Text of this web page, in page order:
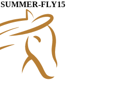
SUMMER-FLY15